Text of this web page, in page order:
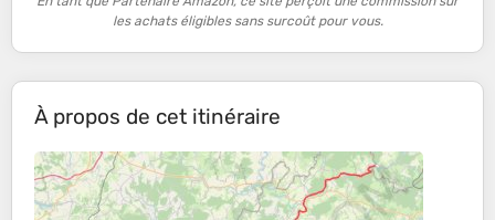
les achats éligibles sans surcoût pour vous.
À propos de cet itinéraire